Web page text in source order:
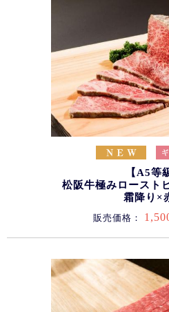
【A5等
松阪牛極みロースト
霜降り×
販売価格：